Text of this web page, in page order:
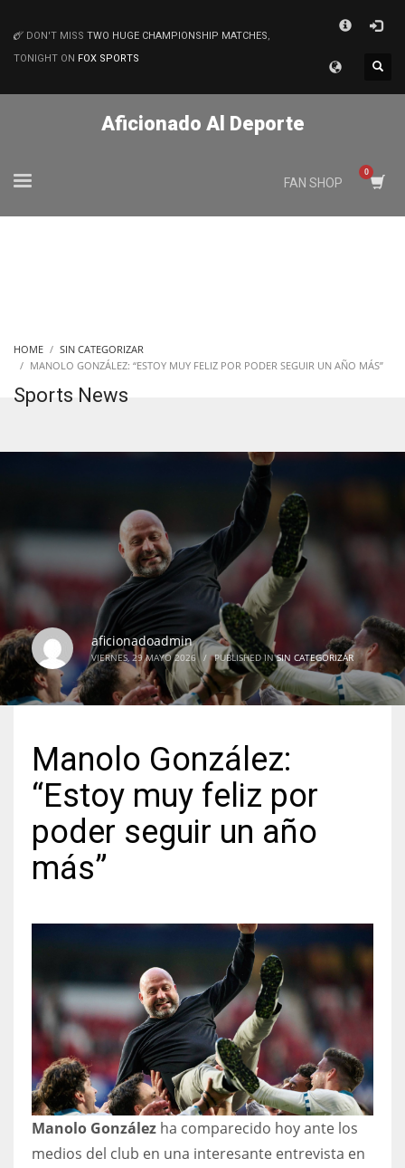
MATCHES
ATL
24
IND
34
DON'T MISS TWO HUGE CHAMPIONSHIP MATCHES,
TONIGHT ON FOX SPORTS
Aficionado Al Deporte
FAN SHOP
HOME
SIN CATEGORIZAR
MANOLO GONZÁLEZ: “ESTOY MUY FELIZ POR PODER SEGUIR UN AÑO MÁS”
Sports News
aficionadoadmin
VIERNES, 29 MAYO 2026 / PUBLISHED INSIN CATEGORIZAR
Manolo González:
“Estoy muy feliz por
poder seguir un año
más”
Manolo González ha comparecido hoy ante los
medios del club en una interesante entrevista en